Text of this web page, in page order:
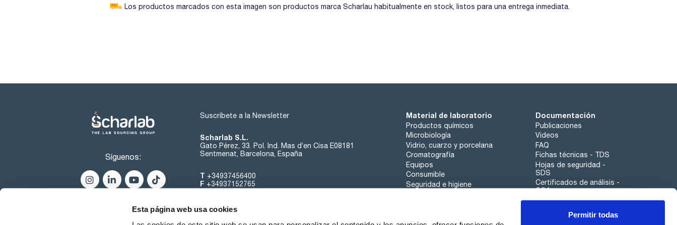
Esta página web usa cookies
Permitir todas
Datos técnicos:
Los productos marcados con esta imagen son productos marca Scharlau habitualmente en stock, listos para una entrega inmediata.
Síguenos:
Suscríbete a la Newsletter
Scharlab S.L.
Gato Pérez, 33. Pol. Ind. Mas d’en Cisa E08181
Sentmenat, Barcelona, España
T +34937456400
F +34937152765
Material de laboratorio
Productos químicos
Microbiología
Vidrio, cuarzo y porcelana
Cromatografía
Equipos
Consumible
Seguridad e higiene
Documentación
Publicaciones
Videos
FAQ
Fichas técnicas - TDS
Hojas de seguridad -
SDS
Certificados de análisis -
COA
Aplicaciones